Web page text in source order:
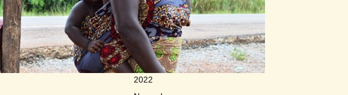
2021
Agosto
2021
Marzo
2022